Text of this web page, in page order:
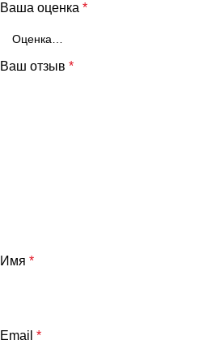
Ваша оценка *
Ваш отзыв *
Имя *
Email *